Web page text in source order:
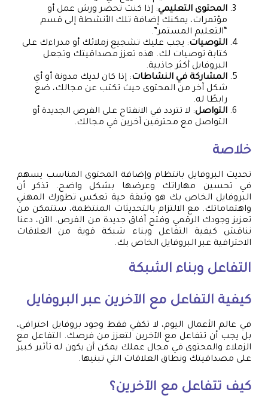
المحتوى التعليمي: إذا كنت تحضر ورش عمل أو
مؤتمرات، يمكنك إضافة تلك الأنشطة إلى قسم
“التعليم المستمر”.
التوصيات: يجب عليك تشجيع زملائك أو مدراءك على
كتابة توصيات لك. هذه تعزز مصداقيتك وتجعل
البروفايل أكثر جاذبية.
المشاركة في النشاطات: إذا كان لديك مدونة أو أي
شكل آخر من المحتوى حيث تكتب عن مجالك، ضع
رابطًا له.
التواصل: لا تتردد في الانفتاح على الفرص الجديدة أو
التواصل مع محترفين آخرين في مجالك.
خلاصة
تحديث البروفايل بانتظام وإضافة المحتوى المناسب يسهم
في تحسين مهاراتك وعرضها بشكل واضح. تذكر أن
البروفايل الخاص بك هو وثيقة حية تعكس تطورك المهني
واهتماماتك. مع الالتزام بالتحديثات المنتظمة، ستتمكن من
تعزيز وجودك الرقمي وفتح آفاق جديدة من الفرص. الآن، دعنا
نناقش كيفية التفاعل وبناء شبكة قوية من العلاقات
الاحترافية عبر البروفايل الخاص بك.
التفاعل وبناء الشبكة
كيفية التفاعل مع الآخرين عبر البروفايل
في عالم الأعمال اليوم، لا تكفي فقط وجود بروفايل احترافي،
بل يجب أن تتفاعل مع الآخرين لتعزز من فرصك. التفاعل مع
الزملاء والمحتوى في مجال عملك يمكن أن يكون له تأثير كبير
على مصداقيتك ونطاق العلاقات التي تبنيها.
كيف تتفاعل مع الآخرين؟